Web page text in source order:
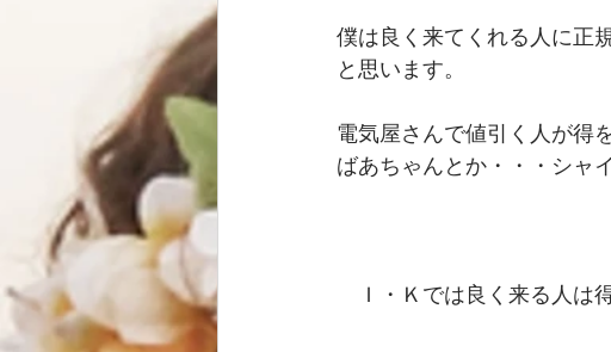
僕は良く来てくれる人に正
と思います。
電気屋さんで値引く人が得
ばあちゃんとか・・・シャ
Ｉ・Ｋでは良く来る人は